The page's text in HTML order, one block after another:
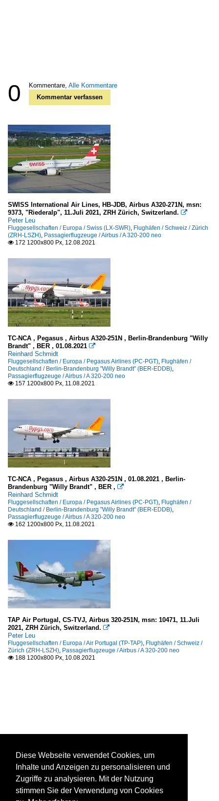
0 Kommentare, Alle Kommentare
Kommentar verfassen
SWISS International Air Lines, HB-JDB, Airbus A320-271N, msn:
9373, "Riederalp", 11.Juli 2021, ZRH Zürich, Switzerland. 
Peter Leu
Fluggesellschaften / Europa / Swiss (LX-SWR), Flughäfen / Schweiz / Zürich
(ZRH-LSZH), Passagierflugzeuge / Airbus / A 320-200 neo
 172 1200x800 Px, 12.08.2021
TC-NCA , Pegasus , Airbus A320-251N , Berlin-Brandenburg "Willy
Brandt" , BER , 01.08.2021 
Reinhard Schmidt
Fluggesellschaften / Europa / Pegasus Airlines (PC-PGT), Flughäfen /
Deutschland / Berlin-Brandenburg "Willy Brandt" (BER-EDDB),
Passagierflugzeuge / Airbus / A 320-200 neo
 157 1200x800 Px, 11.08.2021
TC-NCA , Pegasus , Airbus A320-251N , 01.08.2021 , Berlin-
Brandenburg "Willy Brandt" , BER , 
Reinhard Schmidt
Fluggesellschaften / Europa / Pegasus Airlines (PC-PGT), Flughäfen /
Deutschland / Berlin-Brandenburg "Willy Brandt" (BER-EDDB),
Passagierflugzeuge / Airbus / A 320-200 neo
 162 1200x800 Px, 11.08.2021
TAP Air Portugal, CS-TVJ, Airbus 320-251N, msn: 10471, 11.Juli
2021, ZRH Zürich, Switzerland. 
Peter Leu
Fluggesellschaften / Europa / Air Portugal (TP-TAP), Flughäfen / Schweiz /
Zürich (ZRH-LSZH), Passagierflugzeuge / Airbus / A 320-200 neo
 188 1200x800 Px, 10.08.2021
Diese Webseite verwendet Cookies, um
Inhalte und Anzeigen zu personalisieren und
Zugriffe zu analysieren. Mit der Nutzung
stimmen Sie der Verwendung von Cookies